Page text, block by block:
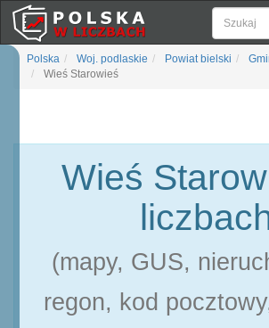
Polska Woj. podlaskie Powiat bielski
Wieś Starowieś
Wieś
(mapy, GUS,
regon, kod